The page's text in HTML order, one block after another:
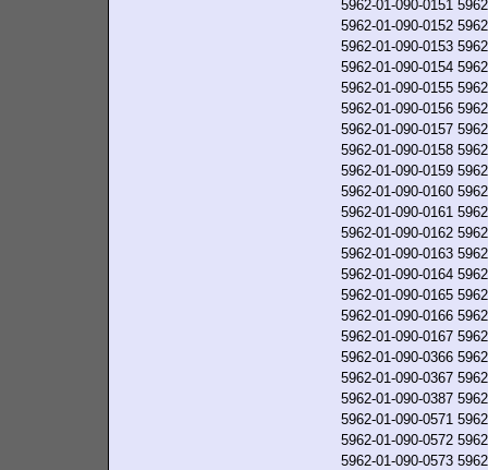
5962-01-090-0151
5962-01-090-0152
5962-01-090-0153
5962-01-090-0154
5962-01-090-0155
5962-01-090-0156
5962-01-090-0157
5962-01-090-0158
5962-01-090-0159
5962-01-090-0160
5962-01-090-0161
5962-01-090-0162
5962-01-090-0163
5962-01-090-0164
5962-01-090-0165
5962-01-090-0166
5962-01-090-0167
5962-01-090-0366
5962-01-090-0367
5962-01-090-0387
5962-01-090-0571
5962-01-090-0572
5962-01-090-0573